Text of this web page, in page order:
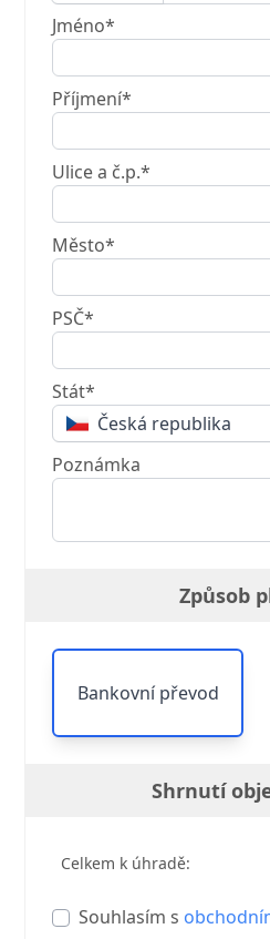
Jméno*
Příjmení*
Ulice a č.p.*
Město*
PSČ*
Stát*
Česká republika
Poznámka
Způsob
Bankovní převod
Shrnutí
Celkem k úhradě:
Souhlasím s